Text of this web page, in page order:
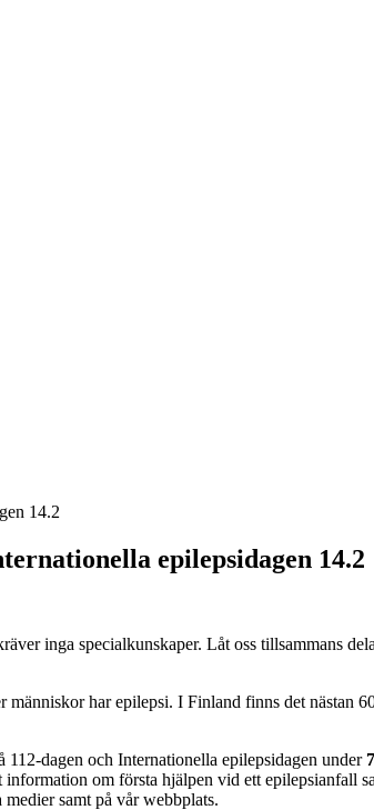
14.2
epilepsidagen 14.2
inga specialkunskaper. Låt oss tillsammans
har epilepsi. I Finland finns det nästan
dagen och Internationella epilepsidagen under
om första hjälpen vid ett epilepsianfall
samt på vår webbplats.